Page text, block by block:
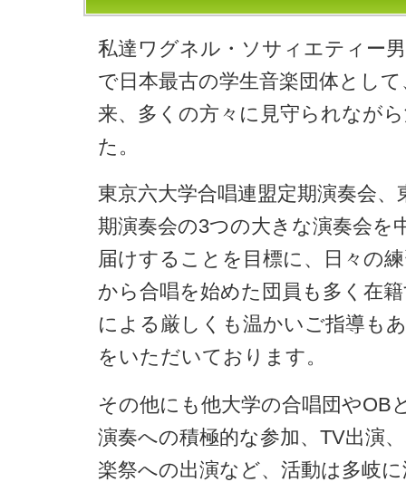
私達ワグネル・ソサィエティー
で日本最古の学生音楽団体とし
来、多くの方々に見守られなが
た。
東京六大学合唱連盟定期演奏会
期演奏会の3つの大きな演奏会を
届けすることを目標に、日々の
から合唱を始めた団員も多く在
による厳しくも温かいご指導も
をいただいております。
その他にも他大学の合唱団やOB
演奏への積極的な参加、TV出演
楽祭への出演など、活動は多岐